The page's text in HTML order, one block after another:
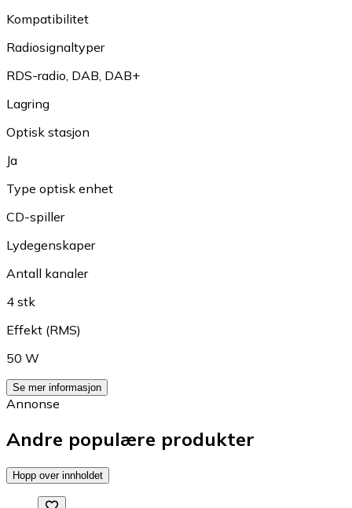
Kompatibilitet
Radiosignaltyper
RDS-radio, DAB, DAB+
Lagring
Optisk stasjon
Ja
Type optisk enhet
CD-spiller
Lydegenskaper
Antall kanaler
4 stk
Effekt (RMS)
50 W
Se mer informasjon
Annonse
Andre populære produkter
Hopp over innholdet